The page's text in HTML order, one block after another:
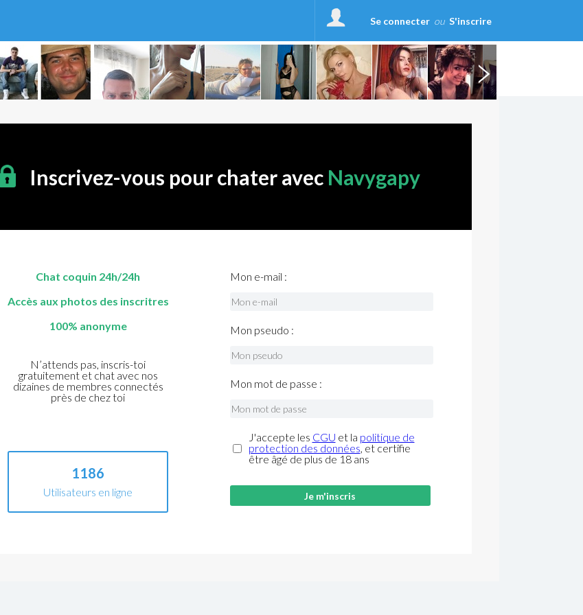
Se connecter ou S'inscrire
Inscrivez-vous pour chater avec Navygapy
Chat coquin 24h/24h
Accès aux photos des inscritres
100% anonyme
N’attends pas, inscris-toi
gratuitement et chat avec nos
dizaines de membres connectés
près de chez toi
1186
Utilisateurs en ligne
Mon e-mail :
Mon pseudo :
Mon mot de passe :
J'accepte les CGU et la politique de
protection des données, et certifie
être âgé de plus de 18 ans